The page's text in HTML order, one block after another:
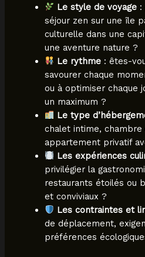
Le style de voyage :
séjour zen sur une île
culturelle dans une
une aventure nature ?
Le rythme : êtes-
savourer chaque
ou à optimiser chaque
un maximum ?
Le type
chalet intime, chambre
appartement privatif
Les expériences
privilégier la
restaurants étoilés ou
et conviviaux ?
Les contraintes et
de déplacement,
préférences